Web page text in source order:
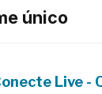
único
Live -